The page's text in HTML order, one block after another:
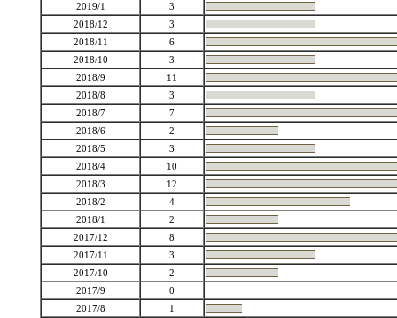
2019/1
3
2018/12
3
2018/11
6
2018/10
3
2018/9
11
2018/8
3
2018/7
7
2018/6
2
2018/5
3
2018/4
10
2018/3
12
2018/2
4
2018/1
2
2017/12
8
2017/11
3
2017/10
2
2017/9
0
2017/8
1